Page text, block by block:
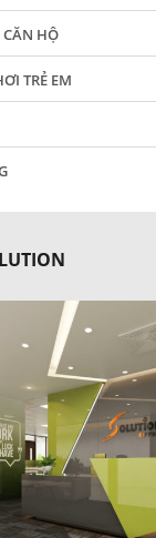
CĂN HỘ
TRẺ EM